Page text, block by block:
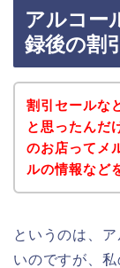
アルコー
録後の割
割引セールな
と思ったんだ
のお店ってメ
ルの情報など
というのは、
いのですが、